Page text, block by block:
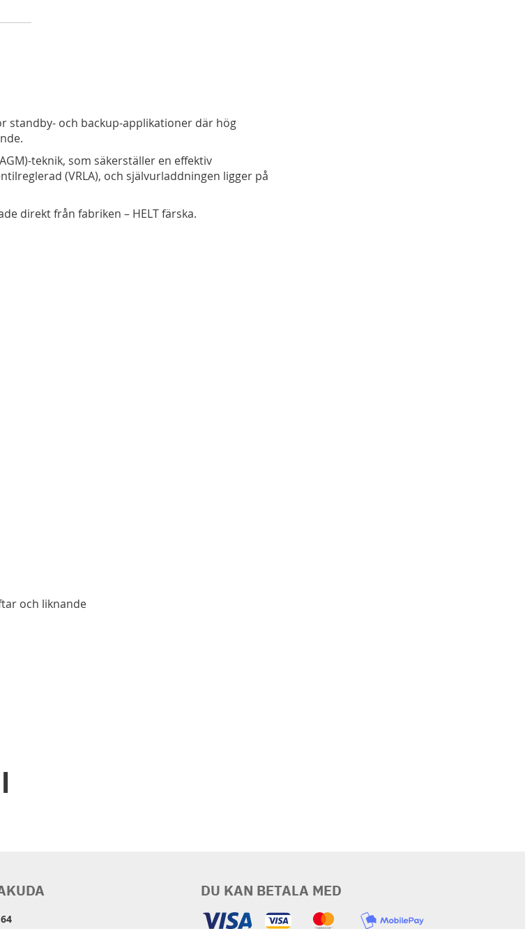
standby- och backup-applikationer där hög
teknik, som säkerställer en effektiv
(VRLA), och självurladdningen ligger på
direkt från fabriken – HELT färska.
och liknande
DU KAN BETALA MED